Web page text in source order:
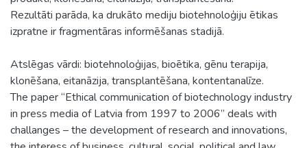
Rezultāti parāda, ka drukāto mediju biotehnoloģiju ētikas
izpratne ir fragmentāras informēšanas stadijā.
Atslēgas vārdi: biotehnoloģijas, bioētika, gēnu terapija,
klonēšana, eitanāzija, transplantēšana, kontentanalīze.
The paper “Ethical communication of biotechnology industry
in press media of Latvia from 1997 to 2006” deals with
challanges – the development of research and innovations,